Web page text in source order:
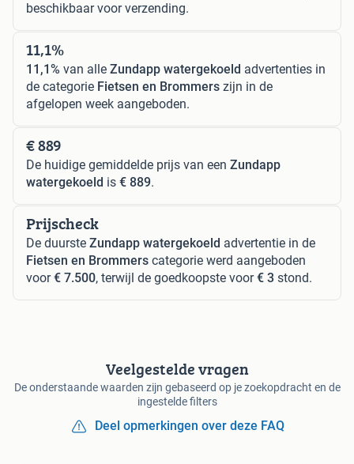
beschikbaar voor verzending.
11,1%
11,1% van alle Zundapp watergekoeld advertenties in
de categorie Fietsen en Brommers zijn in de
afgelopen week aangeboden.
€ 889
De huidige gemiddelde prijs van een Zundapp
watergekoeld is € 889.
Prijscheck
De duurste Zundapp watergekoeld advertentie in de
Fietsen en Brommers categorie werd aangeboden
voor€ 7.500, terwijl de goedkoopste voor€ 3 stond.
Veelgestelde vragen
De onderstaande waarden zijn gebaseerd op je zoekopdracht en de
ingestelde filters
Deel opmerkingen over deze FAQ